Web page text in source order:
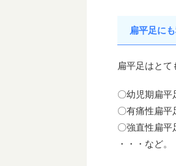
扁平足に
扁平足はとて
〇幼児期扁平
〇有痛性扁平
〇強直性扁平
・・・など。